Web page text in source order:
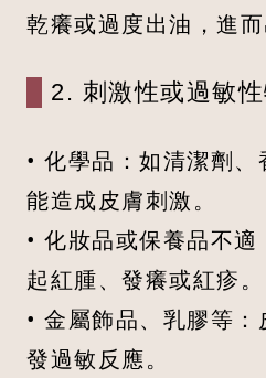
乾癢或過度出油，進而
2. 刺激性或過敏
• 化學品：如清潔劑
能造成皮膚刺激。
• 化妝品或保養品不適
起紅腫、發癢或紅疹。
• 金屬飾品、乳膠等
發過敏反應。